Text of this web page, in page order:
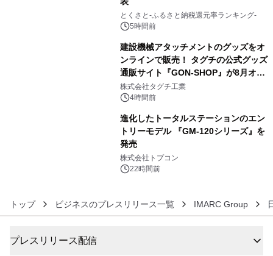
とくさと-ふるさと納税還元率ランキング-
5時間前
建設機械アタッチメントのグッズをオ
ンラインで販売！ タグチの公式グッズ
通販サイト『GON-SHOP』が8月オー
プン
株式会社タグチ工業
4時間前
進化したトータルステーションのエン
トリーモデル 『GM-120シリーズ』を
発売
株式会社トプコン
22時間前
トップ ビジネスのプレスリリース一覧 IMARC Group
プレスリリース配信